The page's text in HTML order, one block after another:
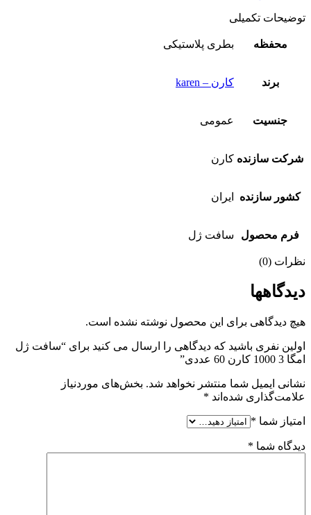
توضیحات تکمیلی
محفظه بطری پلاستیکی
برند کارن – karen
جنسیت عمومی
شرکت سازنده کارن
کشور سازنده ایران
فرم محصول سافت ژل
نظرات (0)
دیدگاهها
هیچ دیدگاهی برای این محصول نوشته نشده است.
اولین نفری باشید که دیدگاهی را ارسال می کنید برای “سافت ژل
امگا 3 1000 کارن 60 عددی”
نشانی ایمیل شما منتشر نخواهد شد. بخش‌های موردنیاز
علامت‌گذاری شده‌اند *
امتیاز شما *
دیدگاه شما *